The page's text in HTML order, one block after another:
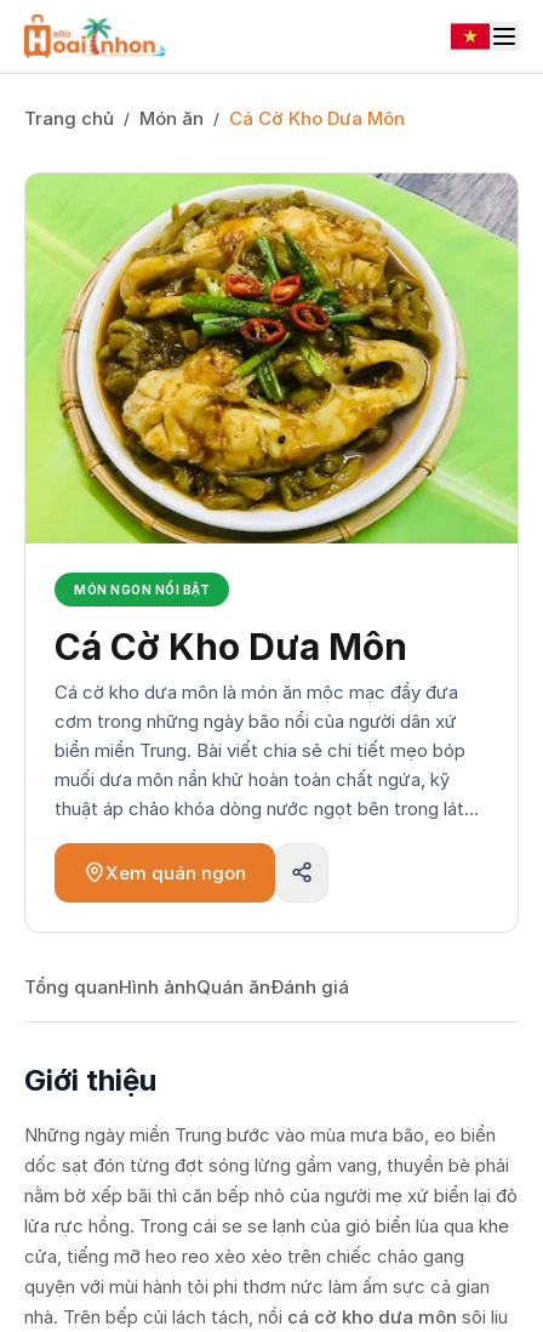
Trang chủ / Món ăn / Cá Cờ Kho Dưa Môn
MÓN NGON NỔI BẬT
Cá Cờ Kho Dưa Môn
Cá cờ kho dưa môn là món ăn mộc mạc đầy đưa
cơm trong những ngày bão nổi của người dân xứ
biển miền Trung. Bài viết chia sẻ chi tiết mẹo bóp
muối dưa môn nần khử hoàn toàn chất ngứa, kỹ
thuật áp chảo khóa dòng nước ngọt bên trong lát
nhĩ tỏi ớt gia truyền.
Xem quán ngon
Tổng quanHình ảnhQuán ănĐánh giá
Giới thiệu
Những ngày miền Trung bước vào mùa mưa bão, eo biển
dốc sạt đón từng đợt sóng lừng gầm vang, thuyền bè phải
nằm bờ xếp bãi thì căn bếp nhỏ của người mẹ xứ biển lại đỏ
lửa rực hồng. Trong cái se se lạnh của gió biển lùa qua khe
cửa, tiếng mỡ heo reo xèo xèo trên chiếc chảo gang
quyện với mùi hành tỏi phi thơm nức làm ấm sực cả gian
nhà. Trên bếp củi lách tách, nồi cá cờ kho dưa môn sôi liu